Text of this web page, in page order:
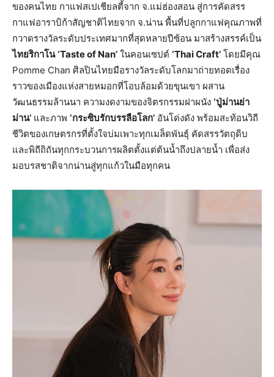
ของคนไทย กาแฟสเปเชียลตี้จาก จ.แม่ฮ่องสอน สู่การคัดสรร
กาแฟอาราบิก้าสัญชาติไทยจาก จ.น่าน พื้นที่ปลูกกาแฟคุณภาพที่
กวาดรางวัลระดับประเทศมากที่สุดหลายปีซ้อน มาสร้างสรรค์เป็น
ไทยริกาโน ‘Taste of Nan’ ในคอนเซปต์ ‘Thai Craft’ โดยมีคุณ
Pomme Chan ศิลปินไทยมือรางวัลระดับโลกมาถ่ายทอดเรื่อง
ราวของเมืองแห่งสายหมอกที่โอบล้อมด้วยขุนเขา ผสาน
วัฒนธรรมล้านนา ความงดงามของจิตรกรรมฝาผนัง ‘ปู่ม่านย่า
ม่าน’ และภาพ ‘กระซิบรักบรรลือโลก’ อันโด่งดัง พร้อมสะท้อนวิถี
ชีวิตของเกษตรกรที่ตั้งใจบ่มเพาะทุกเมล็ดพันธุ์ คัดสรรวัตถุดิบ
และพิถีถิถันทุกกระบวนการผลิตตั้งแต่ต้นน้ำถึงปลายน้ำ เพื่อส่ง
มอบรสชาติจากน่านสู่ทุกแก้วในมือทุกคน